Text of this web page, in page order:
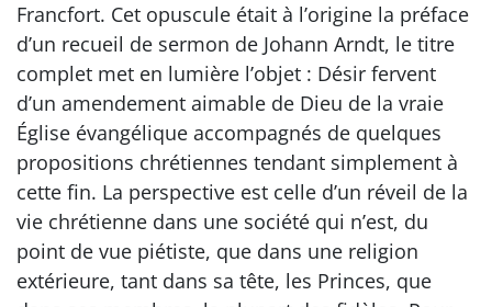
Francfort. Cet opuscule était à l’origine la préface
d’un recueil de sermon de Johann Arndt, le titre
complet met en lumière l’objet : Désir fervent
d’un amendement aimable de Dieu de la vraie
Église évangélique accompagnés de quelques
propositions chrétiennes tendant simplement à
cette fin. La perspective est celle d’un réveil de la
vie chrétienne dans une société qui n’est, du
point de vue piétiste, que dans une religion
extérieure, tant dans sa tête, les Princes, que